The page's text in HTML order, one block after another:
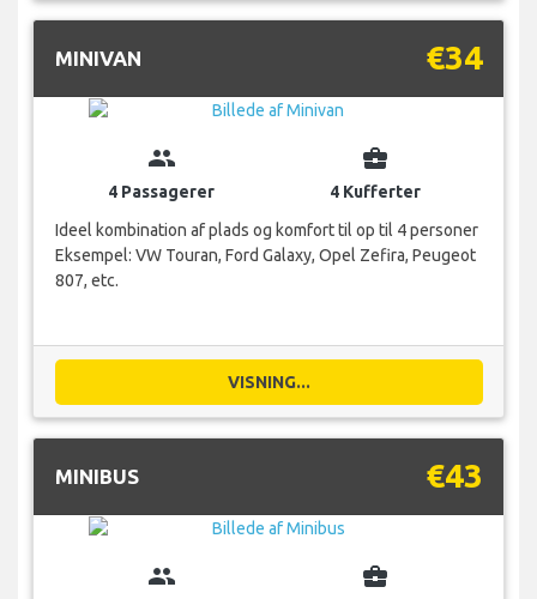
MINIVAN €34
group
4 Passagerer
business_center
4 Kufferter
Ideel kombination af plads og komfort til op til 4 personer
Eksempel: VW Touran, Ford Galaxy, Opel Zefira, Peugeot
807, etc.
VISNING...
MINIBUS €43
group business_center